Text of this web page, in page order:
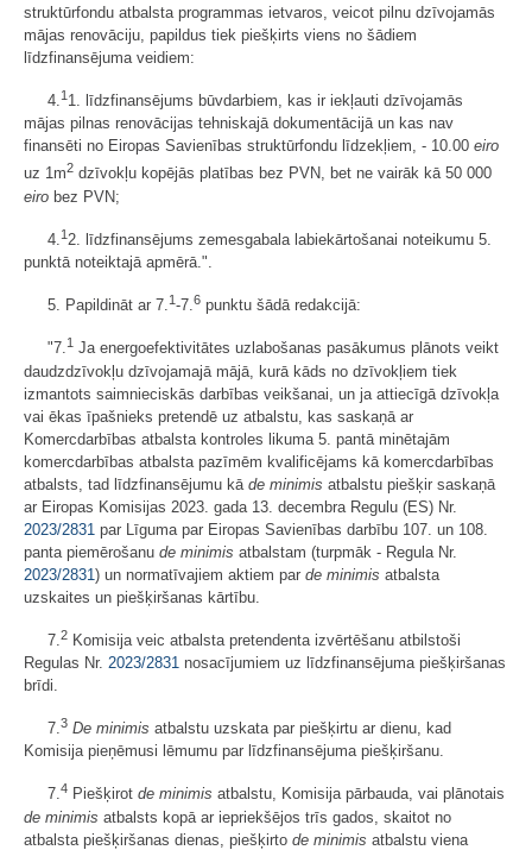
struktūrfondu atbalsta programmas ietvaros, veicot pilnu dzīvojamās
mājas renovāciju, papildus tiek piešķirts viens no šādiem
līdzfinansējuma veidiem:
4.1 1. līdzfinansējums būvdarbiem, kas ir iekļauti dzīvojamās
mājas pilnas renovācijas tehniskajā dokumentācijā un kas nav
finansēti no Eiropas Savienības struktūrfondu līdzekļiem, - 10.00 eiro
uz 1m2 dzīvokļu kopējās platības bez PVN, bet ne vairāk kā 50 000
eiro bez PVN;
4. 1 2. līdzfinansējums zemesgabala labiekārtošanai noteikumu 5.
punktā noteiktajā apmērā.".
5. Papildināt ar 7.1-7.6 punktu šādā redakcijā:
"7.1 Ja energoefektivitātes uzlabošanas pasākumus plānots veikt
daudzdzīvokļu dzīvojamajā mājā, kurā kāds no dzīvokļiem tiek
izmantots saimnieciskās darbības veikšanai, un ja attiecīgā dzīvokļa
vai ēkas īpašnieks pretendē uz atbalstu, kas saskaņā ar
Komercdarbības atbalsta kontroles likuma 5. pantā minētajām
komercdarbības atbalsta pazīmēm kvalificējams kā komercdarbības
atbalsts, tad līdzfinansējumu kā de minimis atbalstu piešķir saskaņā
ar Eiropas Komisijas 2023. gada 13. decembra Regulu (ES) Nr.
2023/2831 par Līguma par Eiropas Savienības darbību 107. un 108.
panta piemērošanu de minimis atbalstam (turpmāk - Regula Nr.
2023/2831) un normatīvajiem aktiem par de minimis atbalsta
uzskaites un piešķiršanas kārtību.
7. 2 Komisija veic atbalsta pretendenta izvērtēšanu atbilstoši
Regulas Nr. 2023/2831 nosacījumiem uz līdzfinansējuma piešķiršanas
brīdi.
7.3 De minimis atbalstu uzskata par piešķirtu ar dienu, kad
Komisija pieņēmusi lēmumu par līdzfinansējuma piešķiršanu.
7.4 Piešķirot de minimis atbalstu, Komisija pārbauda, vai plānotais
de minimis atbalsts kopā ar iepriekšējos trīs gados, skaitot no
atbalsta piešķiršanas dienas, piešķirto de minimis atbalstu viena